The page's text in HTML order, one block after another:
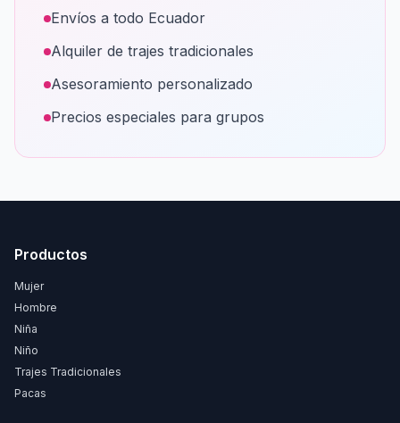
Envíos a todo Ecuador
Alquiler de trajes tradicionales
Asesoramiento personalizado
Precios especiales para grupos
Productos
Mujer
Hombre
Niña
Niño
Trajes Tradicionales
Pacas